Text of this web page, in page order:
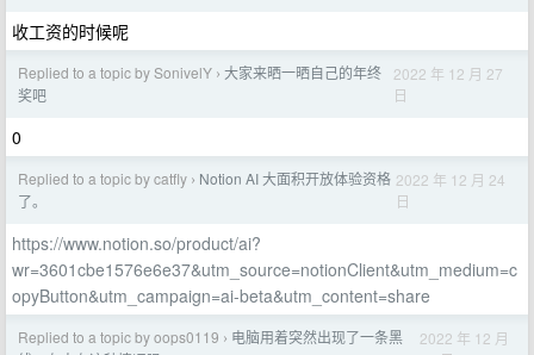
收工资的时候呢
Replied to a topic by SonivelY › 大家来晒一晒自己的年终
奖吧
2022 年 12 月 27
日
0
Replied to a topic by catfly › Notion AI 大面积开放体验资格
了。
2022 年 12 月 24
日
https://www.notion.so/product/ai?
wr=3601cbe1576e6e37&utm_source=notionClient&utm_medium=c
opyButton&utm_campaign=ai-beta&utm_content=share
Replied to a topic by oops0119 › 电脑用着突然出现了一条黑
2022 年 12 月